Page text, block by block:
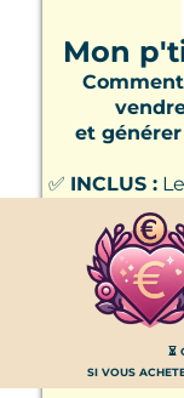
Mon
Comment
et
✅ INCLUS :
transformer
Évite les
ton blog
⏳
SI VOUS